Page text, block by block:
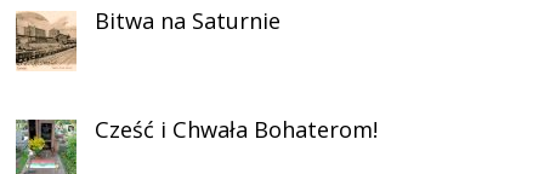
Bitwa na Saturnie
Cześć i Chwała Bohaterom!